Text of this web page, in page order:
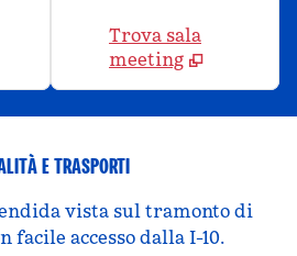
Trova sala
meeting
E TRASPORTI
vista sul tramonto di
facile accesso dalla I-10.